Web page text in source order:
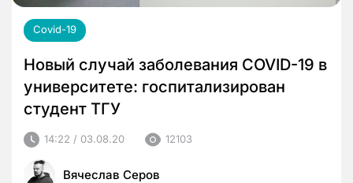
Covid-19
Новый случай заболевания COVID-19 в
университете: госпитализирован
студент ТГУ
14:22 / 03.08.20 12103
Вячеслав Серов